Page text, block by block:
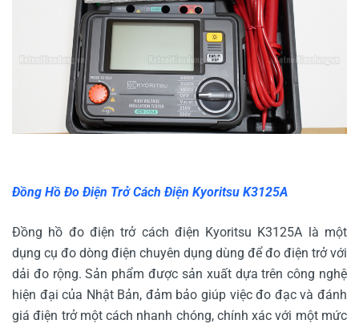
Đồng Hồ Đo Điện Trở Cách Điện Kyoritsu K3125A
Đồng hồ đo điện trở cách điện Kyoritsu K3125A là một
dụng cụ đo dòng điện chuyên dụng dùng để đo điện trở với
dải đo rộng. Sản phẩm được sản xuất dựa trên công nghệ
hiện đại của Nhật Bản, đảm bảo giúp việc đo đạc và đánh
giá điện trở một cách nhanh chóng, chính xác với một mức